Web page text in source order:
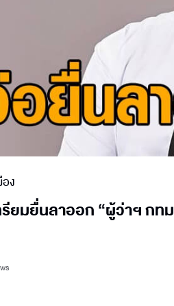
ง
รียมยื่นลาออก “ผู้ว่าฯ ก